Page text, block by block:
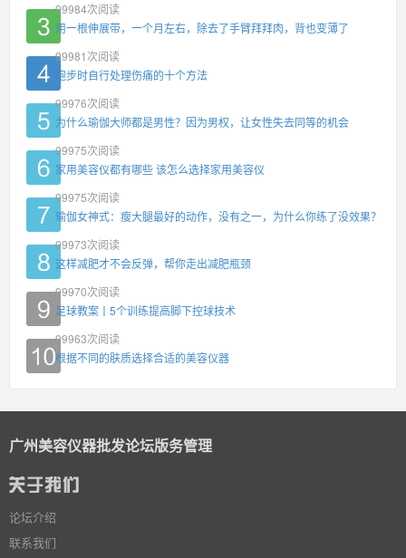
99984次阅读
用一根伸展带，一个月左右，除去了手臂拜拜肉，背也变薄了
99981 次阅读
跑步时自行处理伤痛的十个方法
99976次阅读
为什么瑜伽大师都是男性？因为男权，让女性失去同等的机会
99975次阅读
家用美容仪都有哪些 该怎么选择家用美容仪
99975次阅读
瑜伽女神式：瘦大腿最好的动作，没有之一，为什么你练了没效果？
99973次阅读
这样减肥才不会反弹，帮你走出减肥瓶颈
99970次阅读
足球教案丨5个训练提高脚下控球技术
99963次阅读
根据不同的肤质选择合适的美容仪器
广州美容仪器批发论坛版务管理
论坛介绍
联系我们